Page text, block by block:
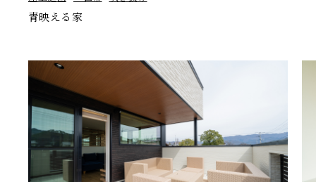
青映える家